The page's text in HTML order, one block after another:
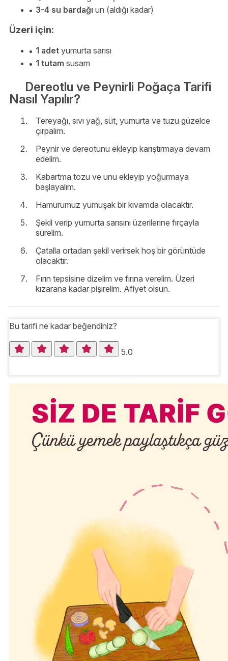
3-4 su bardağı un (aldığı kadar)
Üzeri için:
1 adet yumurta sarısı
1 tutam susam
Dereotlu ve Peynirli Poğaça Tarifi
Nasıl Yapılır?
Tereyağı, sıvı yağ, süt, yumurta ve tuzu güzelce
çırpalım.
Peynir ve dereotunu ekleyip karıştırmaya devam
edelim.
Kabartma tozu ve unu ekleyip yoğurmaya
başlayalım.
Hamurumuz yumuşak bir kıvamda olacaktır.
Şekil verip yumurta sarısını üzerilerine fırçayla
sürelim.
Çatalla ortadan şekil verirsek hoş bir görüntüde
olacaktır.
Fırın tepsisine dizelim ve fırına verelim. Üzeri
kızarana kadar pişirelim. Afiyet olsun.
Bu tarifi ne kadar beğendiniz?
5.0